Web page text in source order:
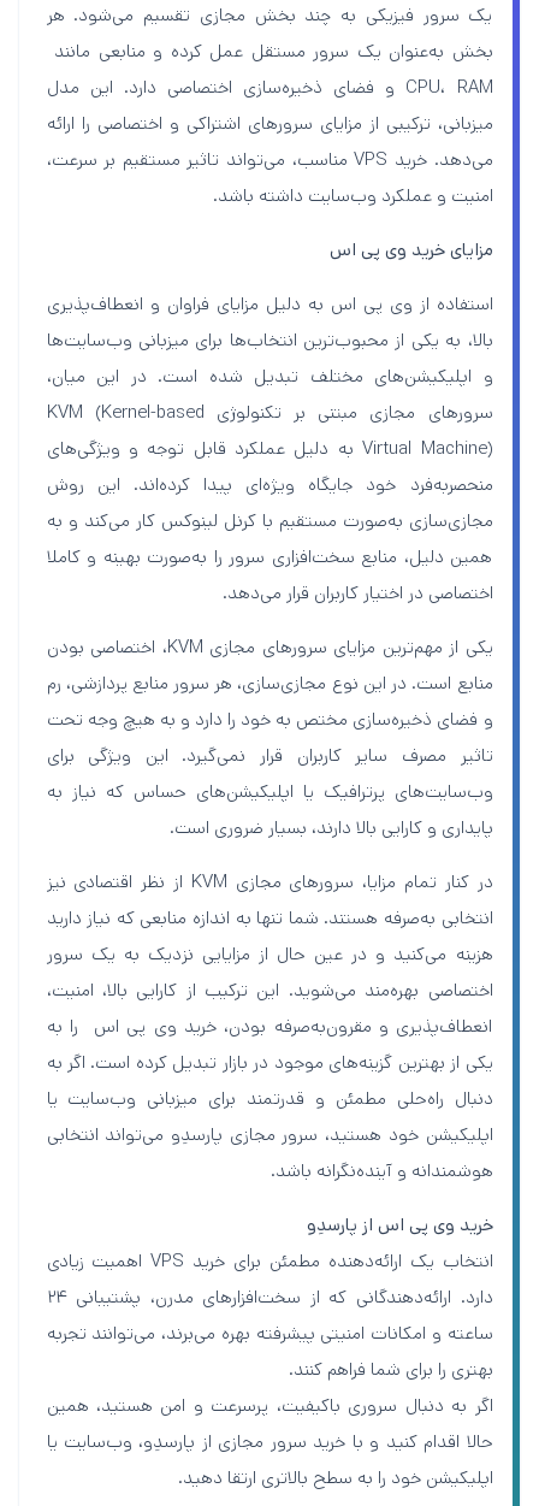
یک سرور فیزیکی به چند بخش مجازی تقسیم می‌شود. هر
بخش به‌عنوان یک سرور مستقل عمل کرده و منابعی مانند
CPU، RAM و فضای ذخیره‌سازی اختصاصی دارد. این مدل
میزبانی، ترکیبی از مزایای سرورهای اشتراکی و اختصاصی را ارائه
می‌دهد. خرید VPS مناسب، می‌تواند تاثیر مستقیم بر سرعت،
امنیت و عملکرد وب‌سایت داشته باشد.
مزایای خرید وی پی اس
استفاده از وی پی اس به دلیل مزایای فراوان و انعطاف‌پذیری
بالا، به یکی از محبوب‌ترین انتخاب‌ها برای میزبانی وب‌سایت‌ها
و اپلیکیشن‌های مختلف تبدیل شده است. در این میان،
سرورهای مجازی مبتنی بر تکنولوژی KVM (Kernel-based
Virtual Machine) به دلیل عملکرد قابل‌ توجه و ویژگی‌های
منحصربه‌فرد خود جایگاه ویژه‌ای پیدا کرده‌اند. این روش
مجازی‌سازی به‌صورت مستقیم با کرنل لینوکس کار می‌کند و به
همین دلیل، منابع سخت‌افزاری سرور را به‌صورت بهینه و کاملا
اختصاصی در اختیار کاربران قرار می‌دهد.
یکی از مهم‌ترین مزایای سرورهای مجازی KVM، اختصاصی بودن
منابع است. در این نوع مجازی‌سازی، هر سرور منابع پردازشی، رم
و فضای ذخیره‌سازی مختص به خود را دارد و به هیچ وجه تحت
تاثیر مصرف سایر کاربران قرار نمی‌گیرد. این ویژگی برای
وب‌سایت‌های پرترافیک یا اپلیکیشن‌های حساس که نیاز به
پایداری و کارایی بالا دارند، بسیار ضروری است.
در کنار تمام مزایا، سرورهای مجازی KVM از نظر اقتصادی نیز
انتخابی به‌صرفه هستند. شما تنها به اندازه منابعی که نیاز دارید
هزینه می‌کنید و در عین حال از مزایایی نزدیک به یک سرور
اختصاصی بهره‌مند می‌شوید. این ترکیب از کارایی بالا، امنیت،
انعطاف‌پذیری و مقرون‌به‌صرفه بودن، خرید وی پی اس را به
یکی از بهترین گزینه‌های موجود در بازار تبدیل کرده است. اگر به
دنبال راه‌حلی مطمئن و قدرتمند برای میزبانی وب‌سایت یا
اپلیکیشن خود هستید، سرور مجازی پارسدِو می‌تواند انتخابی
هوشمندانه و آینده‌نگرانه باشد.
خرید وی پی اس از پارسدِو
انتخاب یک ارائه‌دهنده مطمئن برای خرید VPS اهمیت زیادی
دارد. ارائه‌دهندگانی که از سخت‌افزارهای مدرن، پشتیبانی ۲۴
ساعته و امکانات امنیتی پیشرفته بهره می‌برند، می‌توانند تجربه
بهتری را برای شما فراهم کنند.
اگر به دنبال سروری باکیفیت، پرسرعت و امن هستید، همین
حالا اقدام کنید و با خرید سرور مجازی از پارسدِو، وب‌سایت یا
اپلیکیشن خود را به سطح بالاتری ارتقا دهید.